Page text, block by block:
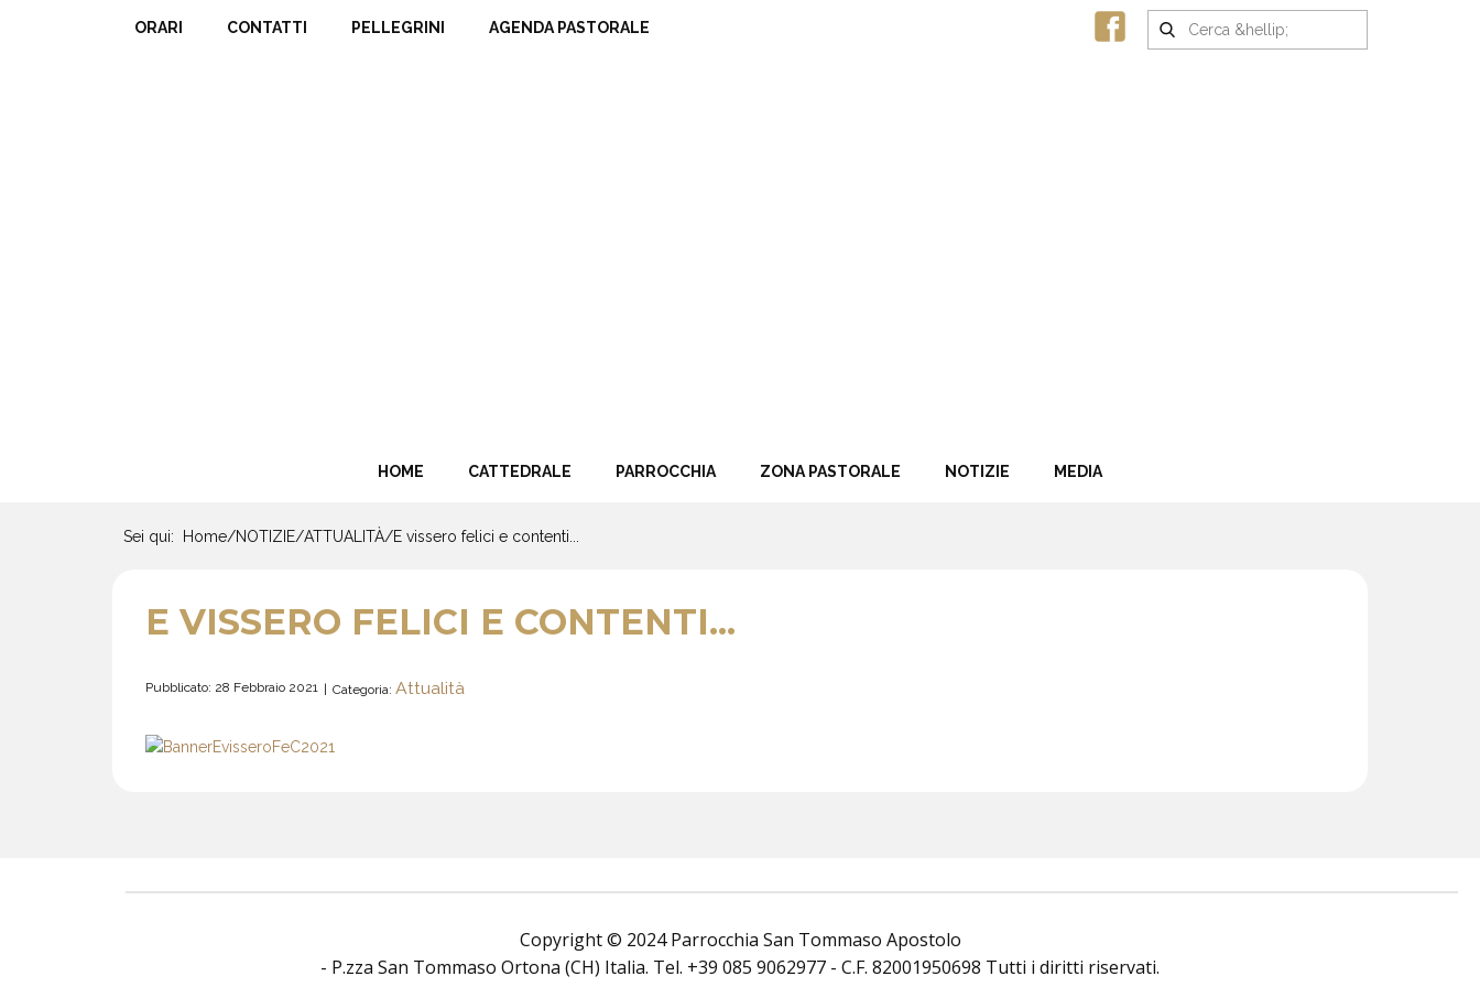
ORARI CONTATTI PELLEGRINI AGENDA PASTORALE
HOME CATTEDRALE PARROCCHIA ZONA PASTORALE NOTIZIE MEDIA
Sei qui: Home/NOTIZIE/ATTUALITÀ/E vissero felici e contenti...
E VISSERO FELICI E CONTENTI...
Pubblicato: 28 Febbraio 2021 Categoria: Attualità
Copyright © 2024 Parrocchia San Tommaso Apostolo
- P.zza San Tommaso Ortona (CH) Italia. Tel. +39 085 9062977 - C.F. 82001950698 Tutti i diritti riservati.